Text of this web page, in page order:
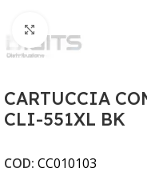
CARTUCCIA
CLI-551XL BK
COD: CC010103